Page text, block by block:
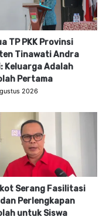
TP PKK Provinsi
Tinawati Andra
Keluarga Adalah
Pertama
2026
Serang Fasilitasi
dan Perlengkapan
untuk Siswa